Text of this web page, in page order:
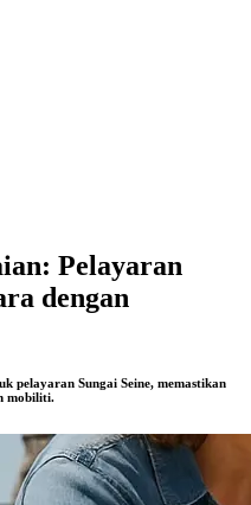
Pelayaran
dengan
pelayaran Sungai Seine, memastikan
mobiliti.